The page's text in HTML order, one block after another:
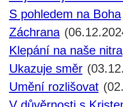
S pohledem na Boha
Záchrana
Klepání na naše nitra
Ukazuje směr
Umění rozlišovat